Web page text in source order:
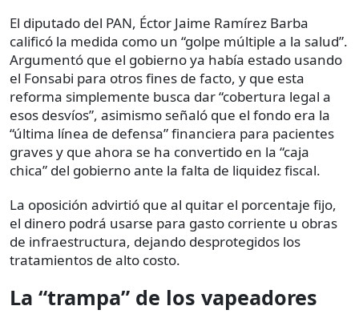
El diputado del PAN, Éctor Jaime Ramírez Barba
calificó la medida como un “golpe múltiple a la salud”.
Argumentó que el gobierno ya había estado usando
el Fonsabi para otros fines de facto, y que esta
reforma simplemente busca dar “cobertura legal a
esos desvíos”, asimismo señaló que el fondo era la
“última línea de defensa” financiera para pacientes
graves y que ahora se ha convertido en la “caja
chica” del gobierno ante la falta de liquidez fiscal.
La oposición advirtió que al quitar el porcentaje fijo,
el dinero podrá usarse para gasto corriente u obras
de infraestructura, dejando desprotegidos los
tratamientos de alto costo.
La “trampa” de los vapeadores